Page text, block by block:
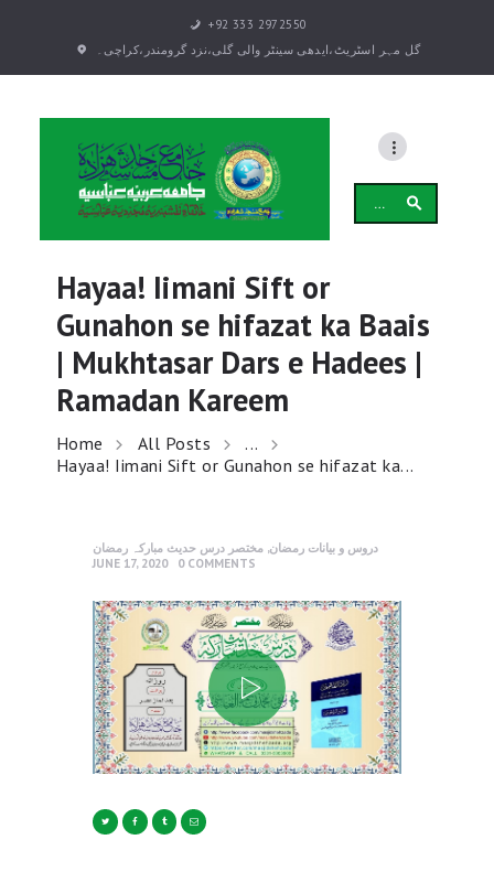
+92 333 2972550
گل مہر اسٹریٹ،ایدھی سینٹر والی گلی،نزد گرومندر،کراچی۔
for:
Hayaa! Iimani Sift or
Gunahon se hifazat ka Baais
| Mukhtasar Dars e Hadees |
Ramadan Kareem
Home All Posts
...
Hayaa! Iimani Sift or Gunahon se hifazat ka...
بیانات
دروس
علمی دروس
دروس و بیانات رمضان
دورہ تفسیر قرآن کریم
عوامی تربیتی
(بزم طلبہ (تقاریر
انجمن
سالانہ اختتامی تقریب
GALLERY
دروس و بیانات رمضان, مختصر درس حدیث مبارکہ رمضان
JUNE 17, 2020
0 COMMENTS